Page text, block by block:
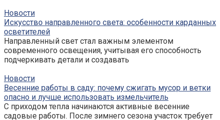
Новости
Искусство направленного света: особенности карданных
осветителей
Направленный свет стал важным элементом
современного освещения, учитывая его способность
подчеркивать детали и создавать
Новости
Весенние работы в саду: почему сжигать мусор и ветки
опасно и лучше использовать измельчитель
С приходом тепла начинаются активные весенние
садовые работы. После зимнего сезона участок требует